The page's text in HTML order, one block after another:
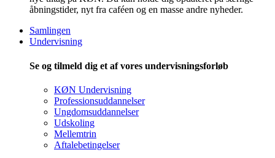
åbningstider, nyt fra caféen og en masse andre nyheder.
Samlingen
Undervisning
Se og tilmeld dig et af vores undervisningsforløb
KØN Undervisning
Professionsuddannelser
Ungdomsuddannelser
Udskoling
Mellemtrin
Aftalebetingelser